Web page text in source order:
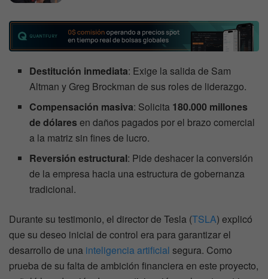
Destitución inmediata: Exige la salida de Sam
Altman y Greg Brockman de sus roles de liderazgo.
Compensación masiva: Solicita 180.000 millones
de dólares en daños pagados por el brazo comercial
a la matriz sin fines de lucro.
Reversión estructural: Pide deshacer la conversión
de la empresa hacia una estructura de gobernanza
tradicional.
Durante su testimonio, el director de Tesla (TSLA) explicó
que su deseo inicial de control era para garantizar el
desarrollo de una inteligencia artificial segura. Como
prueba de su falta de ambición financiera en este proyecto,